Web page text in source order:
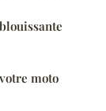
moto